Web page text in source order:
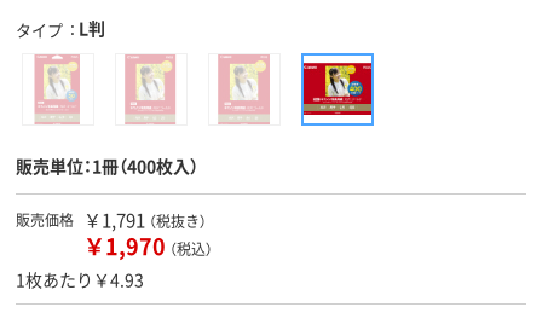
タイプ L判
販売単位：1冊（400枚入）
販売価格 ￥1,791 （税抜き）
￥1,970 （税込）
1枚あたり￥4.93